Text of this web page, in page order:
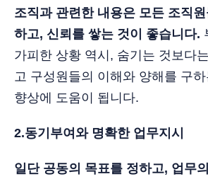
조직과 관련한 내용은 모든 조직
하고, 신뢰를 쌓는 것이 좋습니다.
가피한 상황 역시, 숨기는 것보다
고 구성원들의 이해와 양해를 구
향상에 도움이 됩니다.
2.동기부여와 명확한 업무지시
일단 공동의 목표를 정하고, 업무